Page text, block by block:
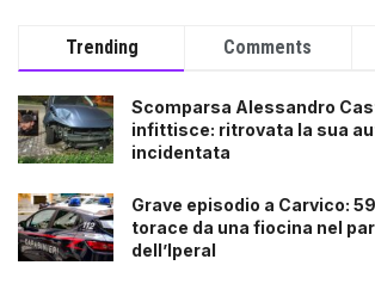
Trending Comments
Scomparsa Alessandro
infittisce: ritrovata la sua
incidentata
Grave episodio a Carvico:
torace da una fiocina nel
dell’Iperal